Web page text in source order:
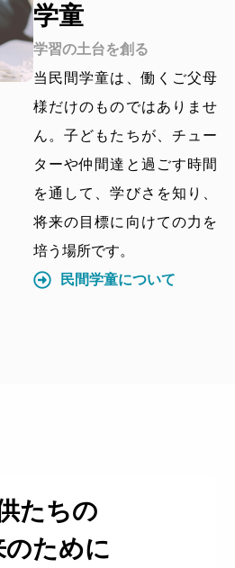
学童
学習の土台を創る
当民間学童は、働くご父母
様だけのものではありませ
ん。子どもたちが、チュー
ターや仲間達と過ごす時間
を通して、学びさを知り、
将来の目標に向けての力を
培う場所です。
民間学童について
たちの
のために